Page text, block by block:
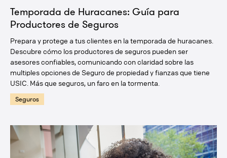
Temporada de Huracanes: Guía para
Productores de Seguros
Prepara y protege a tus clientes en la temporada de huracanes.
Descubre cómo los productores de seguros pueden ser
asesores confiables, comunicando con claridad sobre las
multiples opciones de Seguro de propiedad y fianzas que tiene
USIC. Más que seguros, un faro en la tormenta.
Seguros